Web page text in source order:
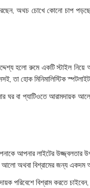
অথচ চোখে কোনো চাপ
হলো রুমে একটি স্টাইল নিয়ে
তা হোক মিনিমালিস্টিক
ঘর বা প্যাটিওতে আরামদায়ক
আপনার লাইটের উজ্জ্বলতার
আলো অথবা বিশ্রামের জন্য
পরিবেশে বিশ্রাম করতে